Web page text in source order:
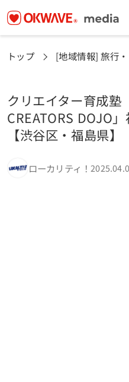
トップ [地域情報] 旅行
クリエイター育成塾
CREATORS DOJO
【渋谷区・福島県】
ローカリティ！